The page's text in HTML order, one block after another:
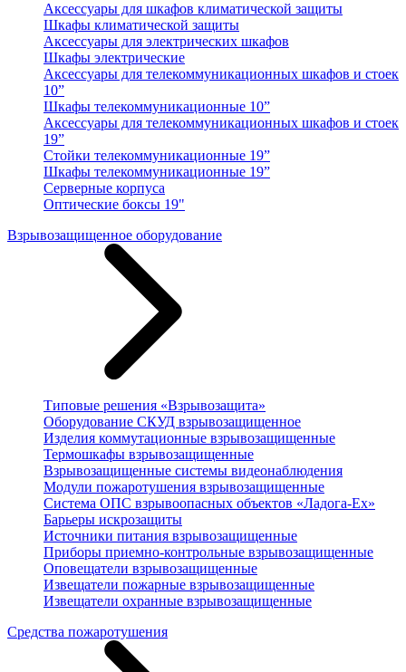
Аксессуары для шкафов климатической защиты
Шкафы климатической защиты
Аксессуары для электрических шкафов
Шкафы электрические
Аксессуары для телекоммуникационных шкафов и стоек
10”
Шкафы телекоммуникационные 10”
Аксессуары для телекоммуникационных шкафов и стоек
19”
Стойки телекоммуникационные 19”
Шкафы телекоммуникационные 19”
Серверные корпуса
Оптические боксы 19"
Взрывозащищенное оборудование
Типовые решения «Взрывозащита»
Оборудование СКУД взрывозащищенное
Изделия коммутационные взрывозащищенные
Термошкафы взрывозащищенные
Взрывозащищенные системы видеонаблюдения
Модули пожаротушения взрывозащищенные
Система ОПС взрывоопасных объектов «Ладога-Ex»
Барьеры искрозащиты
Источники питания взрывозащищенные
Приборы приемно-контрольные взрывозащищенные
Оповещатели взрывозащищенные
Извещатели пожарные взрывозащищенные
Извещатели охранные взрывозащищенные
Средства пожаротушения